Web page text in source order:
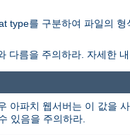
를 구분하여 파일의 형
다름을 주의하라. 자세한
아파치 웹서버는 이 값을
있음을 주의하라.